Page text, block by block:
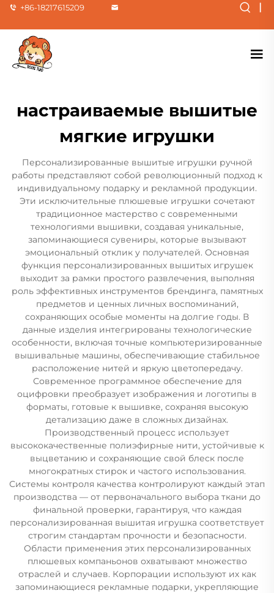
+86-18217615209 |
настраиваемые вышитые
мягкие игрушки
Персонализированные вышитые игрушки ручной
работы представляют собой революционный подход к
индивидуальному подарку и рекламной продукции.
Эти исключительные плюшевые игрушки сочетают
традиционное мастерство с современными
технологиями вышивки, создавая уникальные,
запоминающиеся сувениры, которые вызывают
эмоциональный отклик у получателей. Основная
функция персонализированных вышитых игрушек
выходит за рамки простого развлечения, выполняя
роль эффективных инструментов брендинга, памятных
предметов и ценных личных воспоминаний,
сохраняющих особые моменты на долгие годы. В
данные изделия интегрированы технологические
особенности, включая точные компьютеризированные
вышивальные машины, обеспечивающие стабильное
расположение нитей и яркую цветопередачу.
Современное программное обеспечение для
оцифровки преобразует изображения и логотипы в
форматы, готовые к вышивке, сохраняя высокую
детализацию даже в сложных дизайнах.
Производственный процесс использует
высококачественные полиэфирные нити, устойчивые к
выцветанию и сохраняющие свой блеск после
многократных стирок и частого использования.
Системы контроля качества контролируют каждый этап
производства — от первоначального выбора ткани до
финальной проверки, гарантируя, что каждая
персонализированная вышитая игрушка соответствует
строгим стандартам прочности и безопасности.
Области применения этих персонализированных
плюшевых компаньонов охватывают множество
отраслей и случаев. Корпорации используют их как
запоминающиеся рекламные подарки, укрепляющие